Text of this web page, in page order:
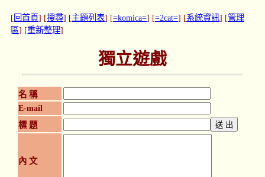
[ 回首頁] [搜尋] [主題列表] [=komica=] [=2cat=] [系統資訊] [管理
區] [重新整理]
獨立遊戲
名 稱
E-mail
標 題
內 文